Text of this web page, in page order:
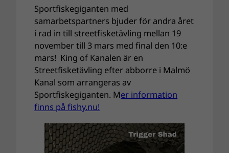
Sportfiskegiganten med
samarbetspartners bjuder för andra året
i rad in till streetfisketävling mellan 19
november till 3 mars med final den 10:e
mars! King of Kanalen är en
Streetfisketävling efter abborre i Malmö
Kanal som arrangeras av
Sportfiskegiganten. Mer information
finns på fishy.nu!